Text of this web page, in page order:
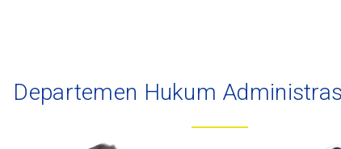
Departemen Hukum